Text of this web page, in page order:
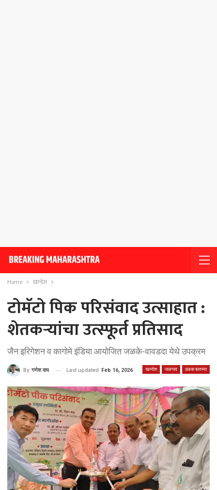
Home खान्देश
टोमॅटो पिक परिसंवाद उत्साहात :
शेतकर्‍यांचा उत्स्फूर्त प्रतिसाद
जैन इरिगेशन व कागोमे इंडिया आयोजित जळके-वावडदा येथे उपक्रम
खान्देश जळगाव ठळक बातम्या
By गणेश वाघ Last updated Feb 16, 2026